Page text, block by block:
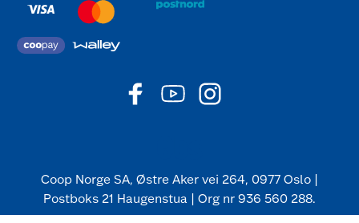
Coop Norge SA, Østre Aker vei 264, 0977 Oslo |
Postboks 21 Haugenstua | Org nr 936 560 288.